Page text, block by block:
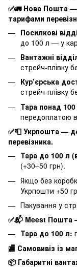
✅🚛 Нова Пошта —
тарифами
Посилкові
до 100 л — у
Вантажні
стрейч-плівку
Кур’єрська
стрейч-плівку
Тара понад
передоплатою
✅📮 Укрпошта —
перевізника.
Тара до 100 л
(+30–50 грн).
Якщо без
Укрпошти +50
Пакування у
✅📬 Meest Пошта
Тара до 100 л:
🏬 Самовивіз із
📦 Габаритні